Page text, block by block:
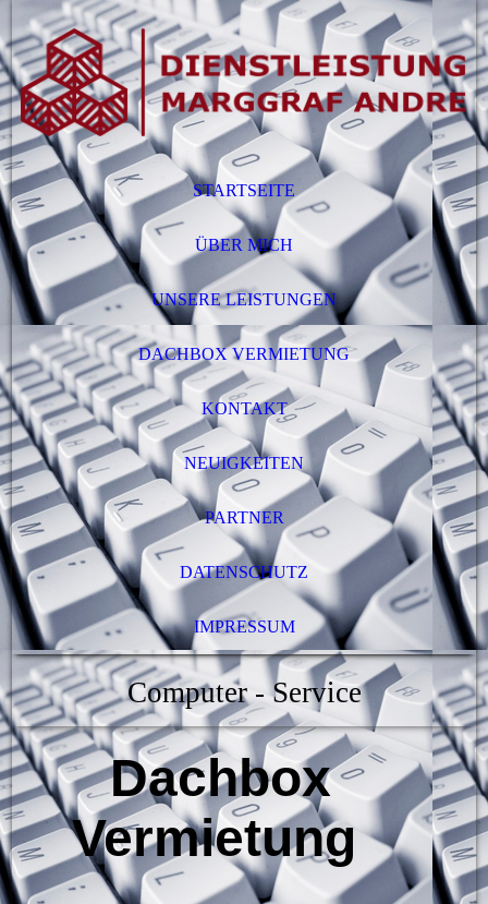
STARTSEITE
ÜBER MICH
UNSERE LEISTUNGEN
DACHBOX VERMIETUNG
KONTAKT
NEUIGKEITEN
PARTNER
DATENSCHUTZ
IMPRESSUM
Computer - Service
Dachbox
Vermietung